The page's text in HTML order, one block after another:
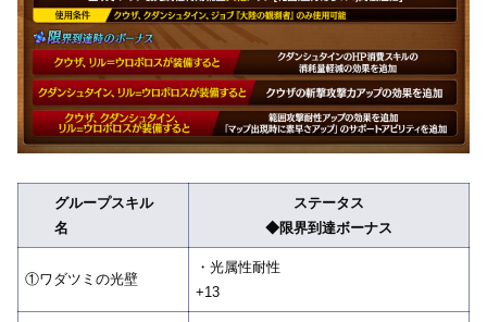
グループスキル
名
ステータス
◆限界到達ボーナス
①ワダツミの光壁
・光属性耐性
+13